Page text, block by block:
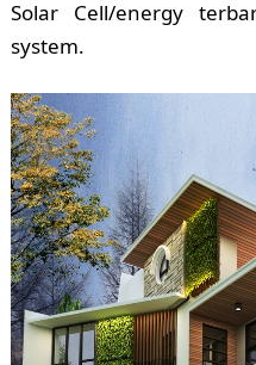
Solar Cell/energy
system.